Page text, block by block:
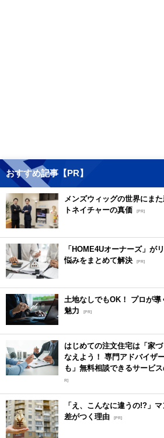
おすすめ記事【PR】
メンズウィッグの世界にま
トネイチャーの真価 [PR]
「HOME4Uオーナーズ」が
悩みをまとめて解決 [PR]
土地なしでもOK！ プロが
魅力
[PR]
はじめての注文住宅は「家
なえよう！ 専門アドバイザ
も」無料相談できるサービ
R]
「え、こんなに違うの!?」
差がつく理由 [PR]